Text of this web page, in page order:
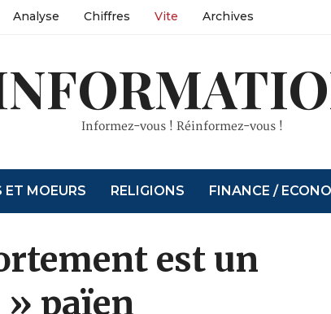
Analyse Chiffres Vite Archives
Informez-vous ! Réinformez-vous !
ET MOEURS RELIGIONS FINANCE /
est un
païen